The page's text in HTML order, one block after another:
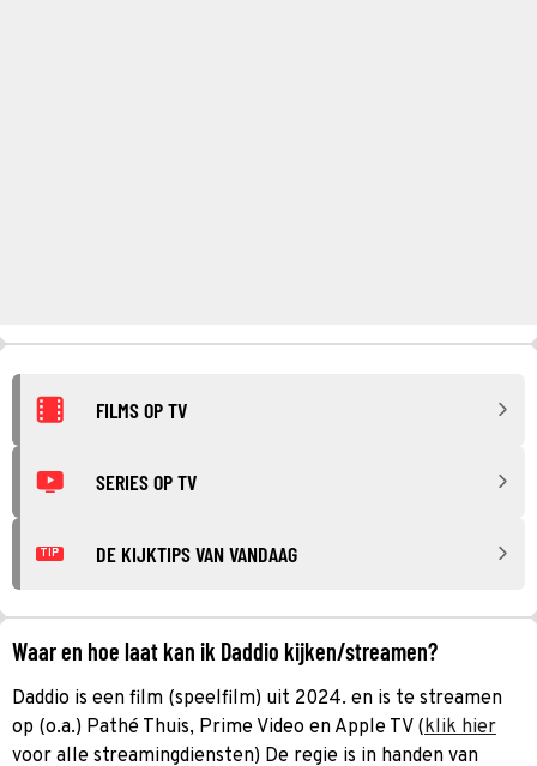
FILMS OP TV
SERIES OP TV
TIP DE KIJKTIPS VAN VANDAAG
Waar en hoe laat kan ik Daddio kijken/streamen?
Daddio is een film (speelfilm) uit 2024. en is te streamen
op (o.a.) Pathé Thuis, Prime Video en Apple TV (klik hier
voor alle streamingdiensten) De regie is in handen van